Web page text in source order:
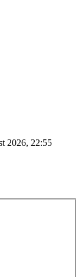
2026, 22:55